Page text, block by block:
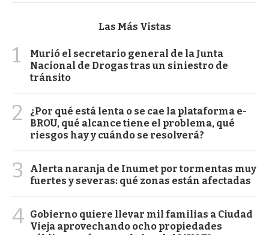
Las Más Vistas
1
Murió el secretario general de la Junta
Nacional de Drogas tras un siniestro de
tránsito
2
¿Por qué está lenta o se cae la plataforma e-
BROU, qué alcance tiene el problema, qué
riesgos hay y cuándo se resolverá?
3
Alerta naranja de Inumet por tormentas muy
fuertes y severas: qué zonas están afectadas
4 Gobierno quiere llevar mil familias a Ciudad
Vieja aprovechando ocho propiedades